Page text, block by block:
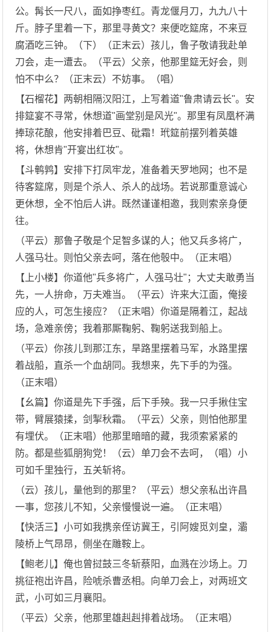
公。髯长一尺八，面如挣枣红。青龙偃月刀，九九八十
斤。脖子里着一下，那里寻黄文？来便吃筵席，不来豆
腐酒吃三钟。（下）（正末云）孩儿，鲁子敬请我赴单
刀会，走一遭去。（平云）父亲，他那里筵无好会，则
怕不中么？（正末云）不妨事。（唱）
【石榴花】两朝相隔汉阳江，上写着道"鲁肃请云长"。安
排筵宴不寻常，休想道"画堂别是风光"。那里有凤凰杯满
捧琼花酿，他安排着巴豆、砒霜！玳筵前摆列着英雄
将，休想肯"开宴出红妆"。
【斗鹌鹑】安排下打凤牢龙，准备着天罗地网；也不是
待客筵席，则是个杀人、杀人的战场。若说那重意诚心
更休想，全不怕后人讲。既然谨谨相邀，我则索亲身便
往。
（平云）那鲁子敬是个足智多谋的人；他又兵多将广，
人强马壮。则怕父亲去呵，落在他彀中。（正末唱）
【上小楼】你道他"兵多将广，人强马壮"；大丈夫敢勇当
先，一人拚命，万夫难当。（平云）许来大江面，俺接
应的人，可怎生接应？（正末唱）你道是隔着江，起战
场，急难亲傍；我着那厮鞠躬、鞠躬送我到船上。
（平云）你孩儿到那江东，旱路里摆着马军，水路里摆
着战船，直杀一个血胡同。我想来，先下手的为强。
（正末唱）
【幺篇】你道是先下手强，后下手殃。我一只手揪住宝
带，臂展猿揉，剑掣秋霜。（平云）父亲，则怕他那里
有埋伏。（正末唱）他那里暗暗的藏，我须索紧紧的
防。都是些狐朋狗党！（云）单刀会不去呵，（唱）小
可如千里独行，五关斩将。
（云）孩儿，量他到的那里？（平云）想父亲私出许昌
一事，您孩儿不知，父亲慢慢说一遍。（正末唱）
【快活三】小可如我携亲侄访冀王，引阿嫂觅刘皇，灞
陵桥上气昂昂，侧坐在雕鞍上。
【鲍老儿】俺也曾挝鼓三冬斩蔡阳，血溅在沙场上。刀
挑征袍出许昌，险唬杀曹丞相。向单刀会上，对两班文
武，小可如三月襄阳。
（平云）父亲，他那里雄赳赳排着战场。（正末唱）